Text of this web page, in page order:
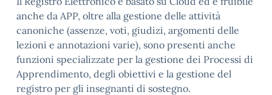
anche da APP, oltre alla gestione delle attività
canoniche (assenze, voti, giudizi, argomenti delle
lezioni e annotazioni varie), sono presenti anche
funzioni specializzate per la gestione dei Processi di
Apprendimento, degli obiettivi e la gestione del
registro per gli insegnanti di sostegno.